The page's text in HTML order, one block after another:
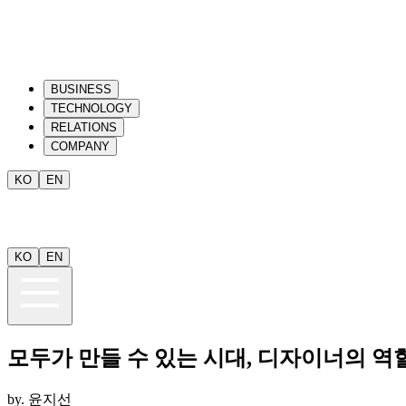
BUSINESS
TECHNOLOGY
RELATIONS
COMPANY
KO EN
KO EN
모두가 만들 수 있는 시대, 디자이너의 역
by. 윤지선